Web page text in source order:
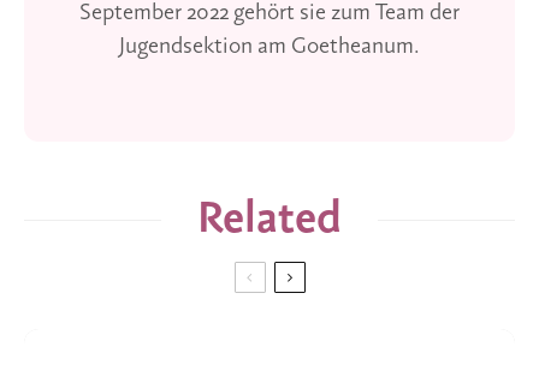
September 2022 gehört sie zum Team der
Jugendsektion am Goetheanum.
Related